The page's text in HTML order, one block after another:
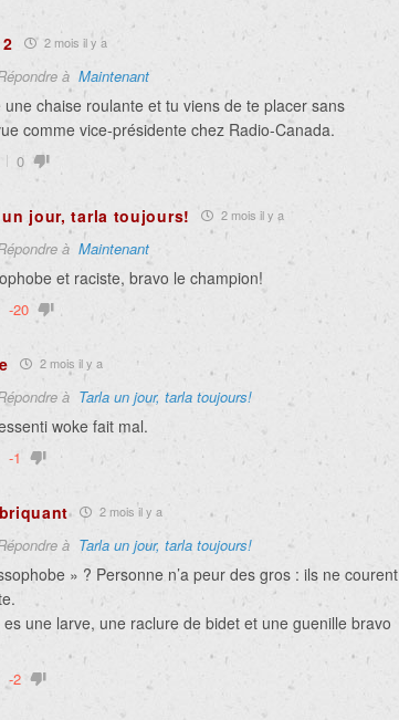
2 mois il y a
à Maintenant
une chaise roulante et tu viens de te placer sans
comme vice-présidente chez Radio-Canada.
0
un jour, tarla toujours! 2 mois il y a
à Maintenant
et raciste, bravo le champion!
-20
2 mois il y a
à Tarla un jour, tarla toujours!
woke fait mal.
-1
2 mois il y a
à Tarla un jour, tarla toujours!
» ? Personne n’a peur des gros : ils ne courent
es une larve, une raclure de bidet et une guenille bravo
-2